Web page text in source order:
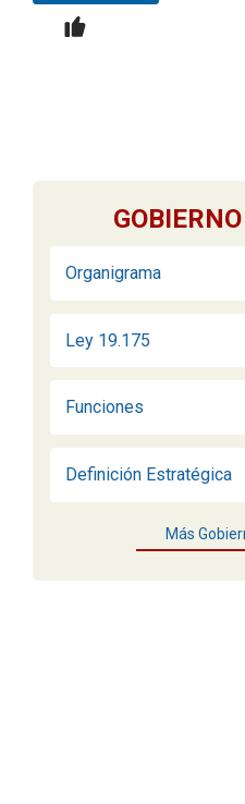
Organigrama
Ley 19.175
Funciones
Definición Estratégica
Más